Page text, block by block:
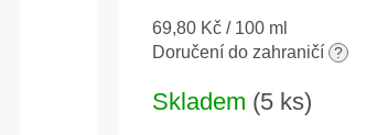
Měrná
cena:
69,80 Kč / 100 ml
Doručení do zahraničí ?
Skladem (5 ks)